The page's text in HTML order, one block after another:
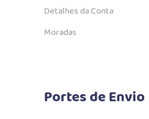
Detalhes da Conta
Moradas
Portes de Envio